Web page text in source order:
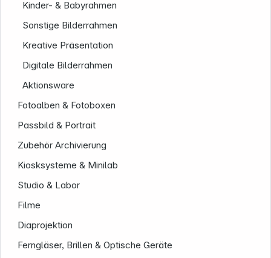
Kinder- & Babyrahmen
Sonstige Bilderrahmen
Kreative Präsentation
Digitale Bilderrahmen
Aktionsware
Fotoalben & Fotoboxen
Passbild & Portrait
Zubehör Archivierung
Kiosksysteme & Minilab
Studio & Labor
Filme
Diaprojektion
Ferngläser, Brillen & Optische Geräte